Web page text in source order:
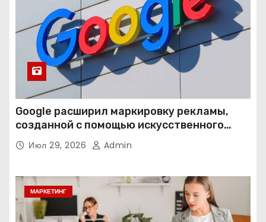
Google расширил маркировку рекламы,
созданной с помощью искусственного
интеллекта
Июл 29, 2026 Admin
МАРКЕТИНГ